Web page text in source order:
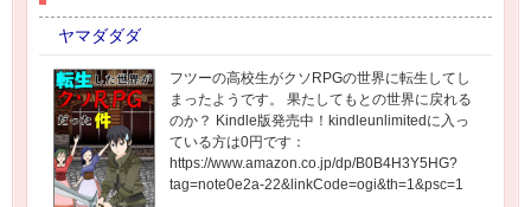
ヤマダダダ
フツーの高校生がクソRPGの世界に転生してし
まったようです。 果たしてもとの世界に戻れる
のか？ Kindle版発売中！kindleunlimitedに入っ
ている方は0円です：
https://www.amazon.co.jp/dp/B0B4H3Y5HG?
tag=note0e2a-22&linkCode=ogi&th=1&psc=1